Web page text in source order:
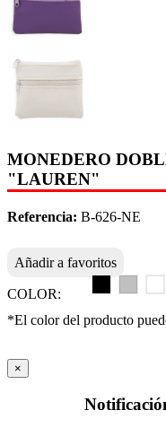
MONEDERO
"LAUREN"
Referencia: B-626-NE
Añadir a favoritos
COLOR:
*El color del producto
×